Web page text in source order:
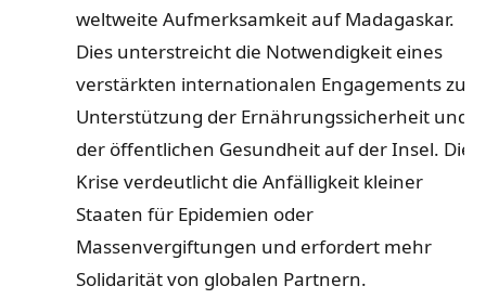
weltweite Aufmerksamkeit auf Madagaskar.
Dies unterstreicht die Notwendigkeit eines
verstärkten internationalen Engagements zur
Unterstützung der Ernährungssicherheit und
der öffentlichen Gesundheit auf der Insel. Die
Krise verdeutlicht die Anfälligkeit kleiner
Staaten für Epidemien oder
Massenvergiftungen und erfordert mehr
Solidarität von globalen Partnern.